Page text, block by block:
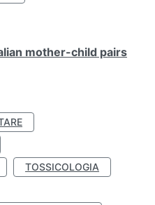
mother-child pairs
TOSSICOLOGIA